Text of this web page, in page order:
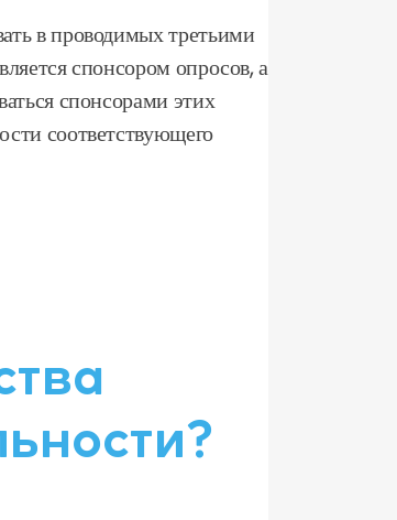
в проводимых третьими
спонсором опросов, а
спонсорами этих
соответствующего